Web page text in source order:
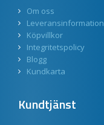
Om oss
Leveransinformation
Köpvillkor
Integritetspolicy
Blogg
Kundkarta
Kundtjänst